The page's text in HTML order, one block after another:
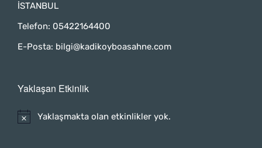
İSTANBUL
Telefon: 05422164400
E-Posta: bilgi@kadikoyboasahne.com
Yaklaşan Etkinlik
Yaklaşmakta olan etkinlikler yok.